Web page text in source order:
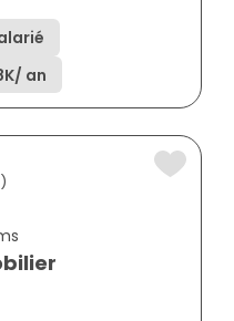
/ an